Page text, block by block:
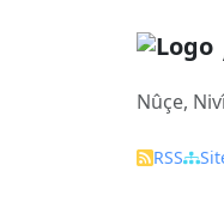
Nûçe,
RSS